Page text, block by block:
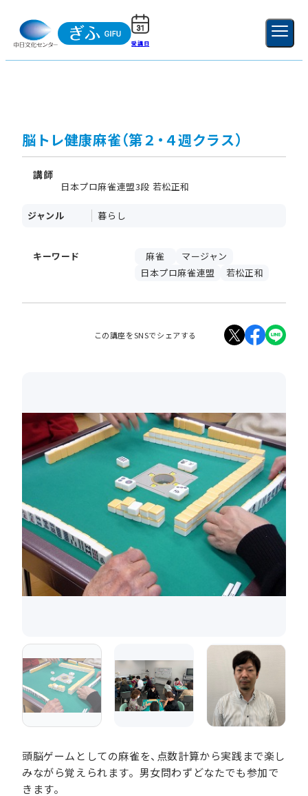
受講日 新規登録
脳トレ健康麻雀（第２・４週クラス）
講師
日本プロ麻雀連盟3段 若松正和
ジャンル 暮らし
キーワード 麻雀
マージャン
日本プロ麻雀連盟
若松正和
この講座をSNSでシェアする
頭脳ゲームとしての麻雀を、点数計算から実践まで楽し
みながら覚えられます。男女問わずどなたでも参加で
きます。